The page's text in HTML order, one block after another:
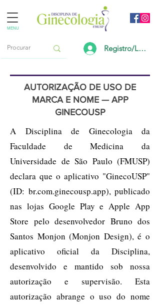
Registro/Login
MENU
AUTORIZAÇÃO DE USO DE
MARCA E NOME — APP
GINECOUSP
A Disciplina de Ginecologia da
Faculdade de Medicina da
Universidade de São Paulo (FMUSP)
declara que o aplicativo "GinecoUSP"
(ID: br.com.ginecousp.app), publicado
nas lojas Google Play e Apple App
Store pelo desenvolvedor Bruno dos
Santos Monjon (Monjon Design), é o
aplicativo oficial da Disciplina,
desenvolvido e mantido sob nossa
autorização e supervisão. Esta
autorização abrange o uso do nome